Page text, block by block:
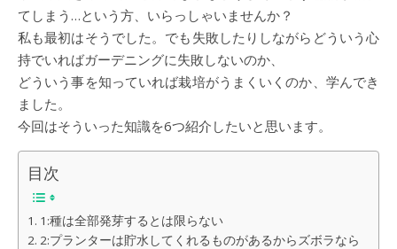
てしまう…という方、いらっしゃいませんか？
私も最初はそうでした。でも失敗したりしながらどういう心
持でいればガーデニングに失敗しないのか、
どういう事を知っていれば栽培がうまくいくのか、学んでき
ました。
今回はそういった知識を6つ紹介したいと思います。
目次
1:種は全部発芽するとは限らない
2:プランターは貯水してくれるものがあるからズボラなら